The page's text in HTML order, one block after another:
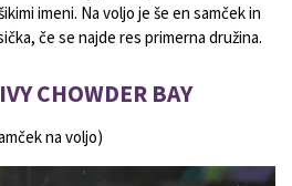
imeni. Na voljo je še en samček in
če se najde res primerna družina.
CHOWDER BAY
na voljo)